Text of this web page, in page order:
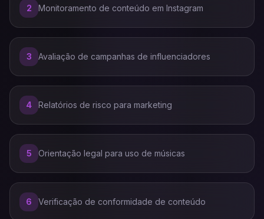
2 Monitoramento de conteúdo em Instagram
3 Avaliação de campanhas de influenciadores
4 Relatórios de risco para marketing
5 Orientação legal para uso de músicas
6 Verificação de conformidade de conteúdo